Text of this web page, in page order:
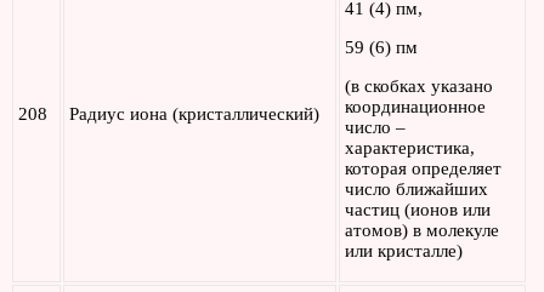
208 Радиус иона (кристаллический)
41 (4) пм,
59 (6) пм
(в скобках указано
координационное
число –
характеристика,
которая определяет
число ближайших
частиц (ионов или
атомов) в молекуле
или кристалле)